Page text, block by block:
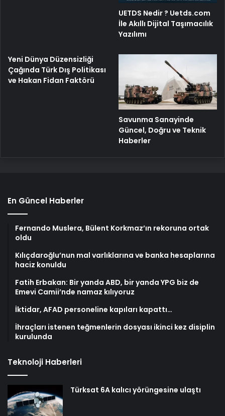
UETDS Nedir ? Uetds.com
İle Akıllı Dijital Taşımacılık
Yazılımı
Yeni Dünya Düzensizliği
Çağında Türk Dış Politikası
ve Hakan Fidan Faktörü
Savunma Sanayinde
Güncel, Doğru ve Teknik
Haberler
En Güncel Haberler
Fernando Muslera, Bülent Korkmaz’ın rekoruna ortak
oldu
Kılıçdaroğlu’nun mal varlıklarına ve banka hesaplarına
haciz konuldu
Fatih Erbakan: Bir yanda ABD, bir yanda YPG biz de
Emevi Camii’nde namaz kılıyoruz
İktidar, AFAD personeline kapıları kapattı…
İhraçları istenen teğmenlerin dosyası ikinci kez disiplin
kurulunda
Teknoloji Haberleri
Türksat 6A kalıcı yörüngesine ulaştı